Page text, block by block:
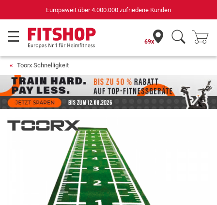
Europaweit über 4.000.000 zufriedene Kunden
69x
Toorx Schnelligkeit